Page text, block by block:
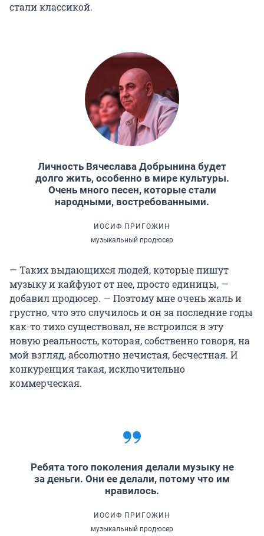
стали классикой.
Личность Вячеслава Добрынина будет
долго жить, особенно в мире культуры.
Очень много песен, которые стали
народными, востребованными.
ИОСИФ ПРИГОЖИН
музыкальный продюсер
— Таких выдающихся людей, которые пишут
музыку и кайфуют от нее, просто единицы, —
добавил продюсер. — Поэтому мне очень жаль и
грустно, что это случилось и он за последние годы
как-то тихо существовал, не встроился в эту
новую реальность, которая, собственно говоря, на
мой взгляд, абсолютно нечистая, бесчестная. И
конкуренция такая, исключительно
коммерческая.
Ребята того поколения делали музыку не
за деньги. Они ее делали, потому что им
нравилось.
ИОСИФ ПРИГОЖИН
музыкальный продюсер